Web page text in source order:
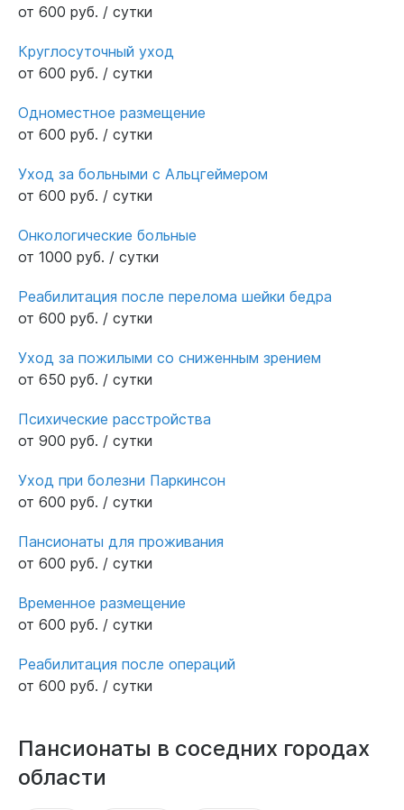
от 600 руб. / сутки
Круглосуточный уход
от 600 руб. / сутки
Одноместное размещение
от 600 руб. / сутки
Уход за больными с Альцгеймером
от 600 руб. / сутки
Онкологические больные
от 1000 руб. / сутки
Реабилитация после перелома шейки бедра
от 600 руб. / сутки
Уход за пожилыми со сниженным зрением
от 650 руб. / сутки
Психические расстройства
от 900 руб. / сутки
Уход при болезни Паркинсон
от 600 руб. / сутки
Пансионаты для проживания
от 600 руб. / сутки
Временное размещение
от 600 руб. / сутки
Реабилитация после операций
от 600 руб. / сутки
Пансионаты в соседних городах
области